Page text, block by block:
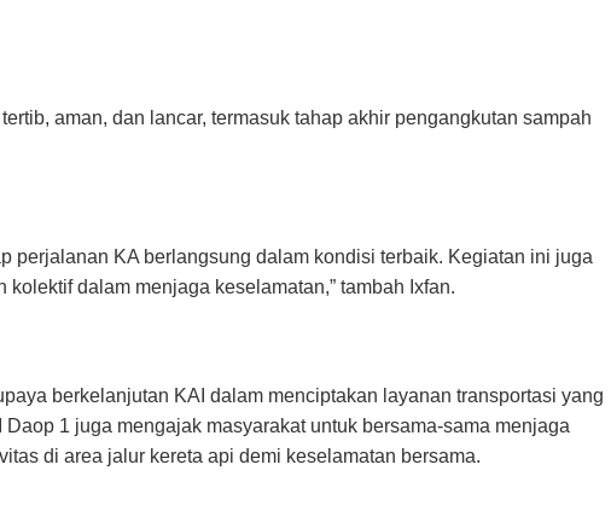
aman, dan lancar, termasuk tahap akhir pengangkutan sampah
perjalanan KA berlangsung dalam kondisi terbaik. Kegiatan ini juga
dalam menjaga keselamatan,” tambah Ixfan.
berkelanjutan KAI dalam menciptakan layanan transportasi yang
1 juga mengajak masyarakat untuk bersama-sama menjaga
di area jalur kereta api demi keselamatan bersama.